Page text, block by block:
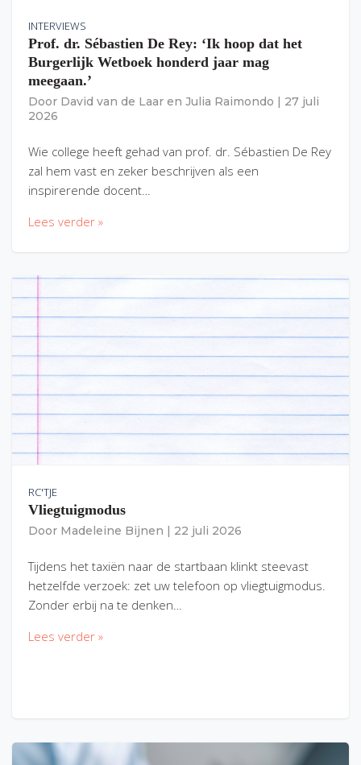
INTERVIEWS
Prof. dr. Sébastien De Rey: ‘Ik hoop dat het
Burgerlijk Wetboek honderd jaar mag
meegaan.’
Door David van de Laar en Julia Raimondo
27 juli
2026
Wie college heeft gehad van prof. dr. Sébastien De Rey
zal hem vast en zeker beschrijven als een
inspirerende docent…
Lees verder »
RC'TJE
Vliegtuigmodus
Door Madeleine Bijnen 22 juli 2026
Tijdens het taxiën naar de startbaan klinkt steevast
hetzelfde verzoek: zet uw telefoon op vliegtuigmodus.
Zonder erbij na te denken…
Lees verder »